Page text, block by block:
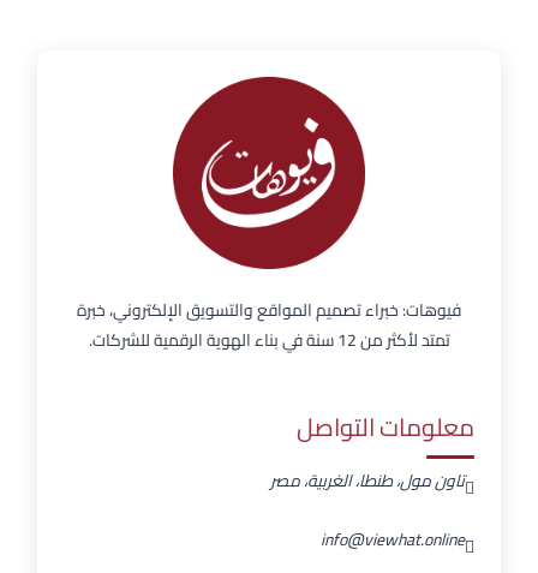
فيوهات: خبراء تصميم المواقع والتسويق الإلكتروني، خبرة
تمتد لأكثر من 12 سنة في بناء الهوية الرقمية للشركات.
معلومات التواصل
تاون مول، طنطا، الغربية، مصر
info@viewhat.online